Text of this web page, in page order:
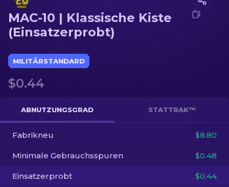
Scharfschützengewehr
Handschuh
Andere
DE
MAC-10 | Klassische Kiste
(Einsatzerprobt)
MILITÄRSTANDARD
$0.44
ABNUTZUNGSGRAD STATTRAK™
Fabrikneu $8.80
Minimale Gebrauchsspuren $0.48
Einsatzerprobt $0.44